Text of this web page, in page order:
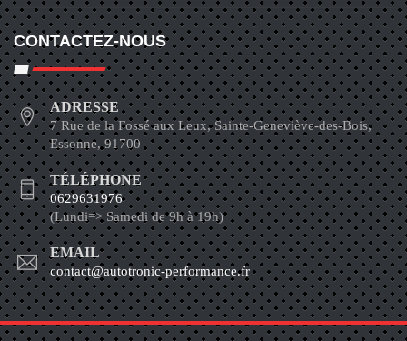
CONTACTEZ-NOUS
ADRESSE
7 Rue de la Fossé aux Leux, Sainte-Geneviève-des-Bois,
Essonne, 91700
TÉLÉPHONE
0629631976
(Lundi=> Samedi de 9h à 19h)
EMAIL
contact@autotronic-performance.fr